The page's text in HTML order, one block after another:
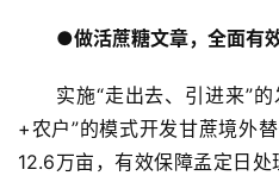
频
道
●做活蔗糖文章，全面有
实施“走出去、引进来”
+农户”的模式开发甘蔗境外
12.6万亩，有效保障孟定日